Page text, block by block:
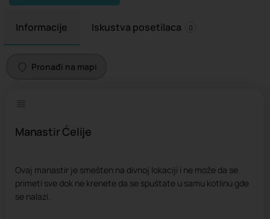
Informacije Iskustva posetilaca 0
Pronađi na mapi
Manastir Ćelije
Ovaj manastir je smešten na divnoj lokaciji i ne može da se
primeti sve dok ne krenete da se spuštate u samu kotlinu gde
se nalazi.